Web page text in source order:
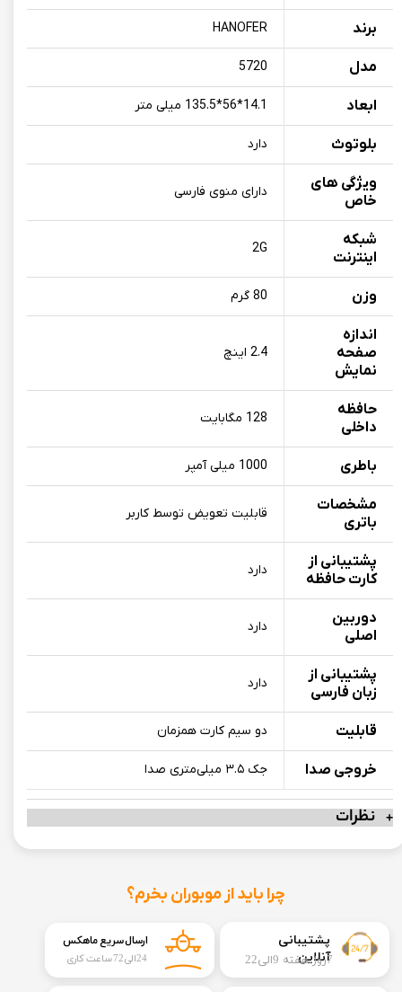
برند HANOFER
مدل 5720
ابعاد 14.1*56*135.5 میلی متر
بلوتوث دارد
ویژگی های
خاص
دارای منوی فارسی
شبکه
اینترنت
2G
وزن 80 گرم
اندازه
صفحه
نمایش
2.4 اینچ
حافظه
داخلی
128 مگابایت
باطری 1000 میلی آمپر
مشخصات
باتری
قابلیت تعویض توسط کاربر
پشتیبانی از
کارت حافظه
دارد
دوربین
اصلی
دارد
پشتیبانی از
زبان فارسی
دارد
قابلیت دو سیم کارت همزمان
خروجی صدا جک ۳.۵ میلی‌متری صدا
نظرات
​​پشتیبانی
آنلاین7روز هفته 9الی22
چرا باید از موبوران بخرم؟
ارسال سریع ماهکس
24الی72 ساعت کاری